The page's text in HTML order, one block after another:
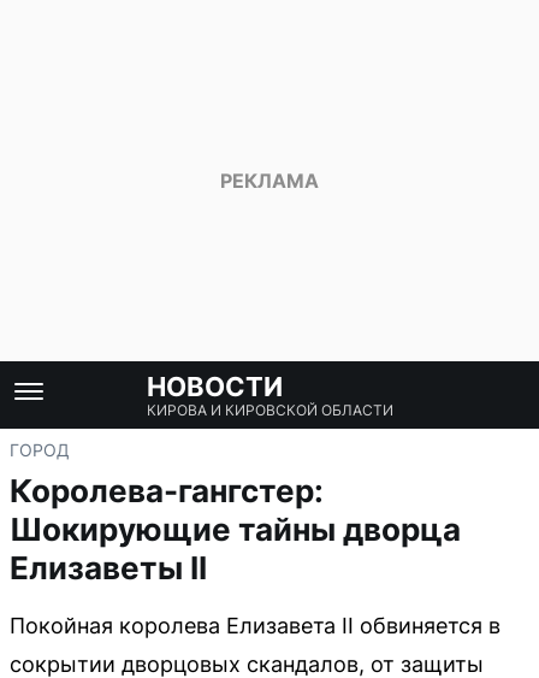
НОВОСТИ
КИРОВА И КИРОВСКОЙ ОБЛАСТИ
ГОРОД
Королева-гангстер:
Шокирующие тайны дворца
Елизаветы II
Покойная королева Елизавета II обвиняется в
сокрытии дворцовых скандалов, от защиты